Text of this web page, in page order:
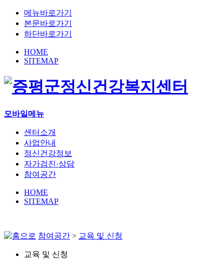
메뉴바로가기
본문바로가기
하단바로가기
HOME
SITEMAP
모바일메뉴
센터소개
사업안내
정신건강정보
자가검진·상담
참여공간
HOME
SITEMAP
참여공간 > 교육 및 신청
교육 및 신청